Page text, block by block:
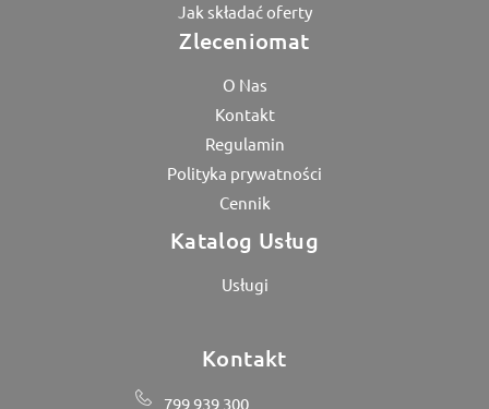
Jak składać oferty
Zleceniomat
O Nas
Kontakt
Regulamin
Polityka prywatności
Cennik
Katalog Usług
Usługi
Kontakt
799 939 300